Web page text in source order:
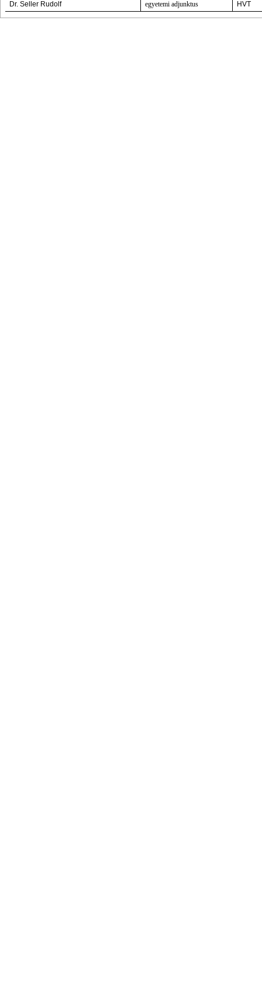
Dr. Seller Rudolf egyetemi adjunktus HVT